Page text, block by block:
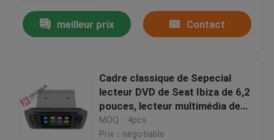
meilleur prix Contact
Cadre classique de Sepecial
lecteur DVD de Seat Ibiza de 6,2
pouces, lecteur multimédia de
Dvd de voiture 3G
MOQ：4pcs
Prix：negotiable